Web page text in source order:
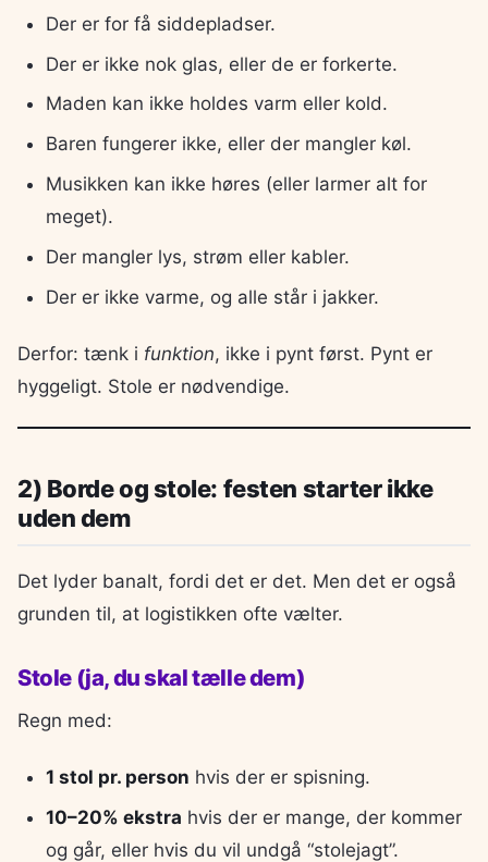
Der er for få siddepladser.
Der er ikke nok glas, eller de er forkerte.
Maden kan ikke holdes varm eller kold.
Baren fungerer ikke, eller der mangler køl.
Musikken kan ikke høres (eller larmer alt for
meget).
Der mangler lys, strøm eller kabler.
Der er ikke varme, og alle står i jakker.
Derfor: tænk i funktion, ikke i pynt først. Pynt er
hyggeligt. Stole er nødvendige.
2) Borde og stole: festen starter ikke
uden dem
Det lyder banalt, fordi det er det. Men det er også
grunden til, at logistikken ofte vælter.
Stole (ja, du skal tælle dem)
Regn med:
1 stol pr. person hvis der er spisning.
10–20% ekstra hvis der er mange, der kommer
og går, eller hvis du vil undgå “stolejagt”.